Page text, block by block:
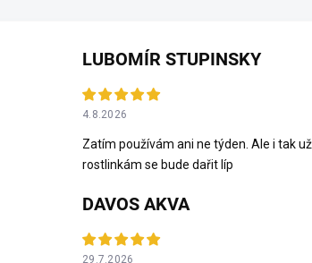
LUBOMÍR STUPINSKY
4.8.2026
Zatím používám ani ne týden. Ale i tak
rostlinkám se bude dařit líp
DAVOS AKVA
29.7.2026